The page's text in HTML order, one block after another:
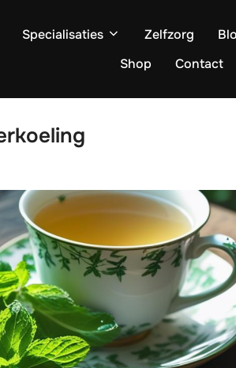
Specialisaties Zelfzorg
Shop
Contact